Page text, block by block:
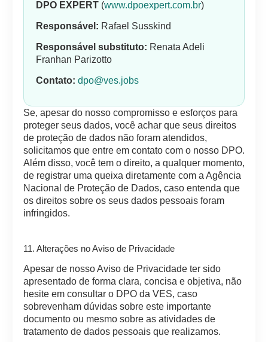
DPO EXPERT(www.dpoexpert.com.br)
Responsável: Rafael Susskind
Responsável substituto: Renata Adeli
Franhan Parizotto
Contato: dpo@ves.jobs
Se, apesar do nosso compromisso e esforços para
proteger seus dados, você achar que seus direitos
de proteção de dados não foram atendidos,
solicitamos que entre em contato com o nosso DPO.
Além disso, você tem o direito, a qualquer momento,
de registrar uma queixa diretamente com a Agência
Nacional de Proteção de Dados, caso entenda que
os direitos sobre os seus dados pessoais foram
infringidos.
11. Alterações no Aviso de Privacidade
Apesar de nosso Aviso de Privacidade ter sido
apresentado de forma clara, concisa e objetiva, não
hesite em consultar o DPO da VES, caso
sobrevenham dúvidas sobre este importante
documento ou mesmo sobre as atividades de
tratamento de dados pessoais que realizamos.